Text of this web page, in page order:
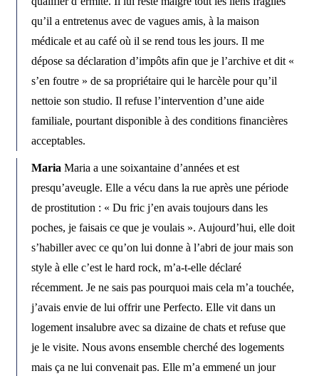
qu’il a entretenus avec de vagues amis, à la maison
médicale et au café où il se rend tous les jours. Il me
dépose sa déclaration d’impôts afin que je l’archive et dit «
s’en foutre » de sa propriétaire qui le harcèle pour qu’il
nettoie son studio. Il refuse l’intervention d’une aide
familiale, pourtant disponible à des conditions financières
acceptables.
Maria Maria a une soixantaine d’années et est
presqu’aveugle. Elle a vécu dans la rue après une période
de prostitution : « Du fric j’en avais toujours dans les
poches, je faisais ce que je voulais ». Aujourd’hui, elle doit
s’habiller avec ce qu’on lui donne à l’abri de jour mais son
style à elle c’est le hard rock, m’a-t-elle déclaré
récemment. Je ne sais pas pourquoi mais cela m’a touchée,
j’avais envie de lui offrir une Perfecto. Elle vit dans un
logement insalubre avec sa dizaine de chats et refuse que
je le visite. Nous avons ensemble cherché des logements
mais ça ne lui convenait pas. Elle m’a emmené un jour